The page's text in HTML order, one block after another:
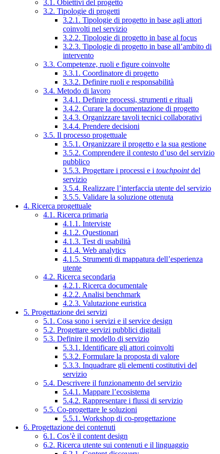
3.1. Obiettivi del progetto
3.2. Tipologie di progetti
3.2.1. Tipologie di progetto in base agli attori
coinvolti nel servizio
3.2.2. Tipologie di progetto in base al focus
3.2.3. Tipologie di progetto in base all’ambito di
intervento
3.3. Competenze, ruoli e figure coinvolte
3.3.1. Coordinatore di progetto
3.3.2. Definire ruoli e responsabilità
3.4. Metodo di lavoro
3.4.1. Definire processi, strumenti e rituali
3.4.2. Curare la documentazione di progetto
3.4.3. Organizzare tavoli tecnici collaborativi
3.4.4. Prendere decisioni
3.5. Il processo progettuale
3.5.1. Organizzare il progetto e la sua gestione
3.5.2. Comprendere il contesto d’uso del servizio
pubblico
3.5.3. Progettare i processi e i touchpointdel
servizio
3.5.4. Realizzare l’interfaccia utente del servizio
3.5.5. Validare la soluzione ottenuta
4. Ricerca progettuale
4.1. Ricerca primaria
4.1.1. Interviste
4.1.2. Questionari
4.1.3. Test di usabilità
4.1.4. Web analytics
4.1.5. Strumenti di mappatura dell’esperienza
utente
4.2. Ricerca secondaria
4.2.1. Ricerca documentale
4.2.2. Analisi benchmark
4.2.3. Valutazione euristica
5. Progettazione dei servizi
5.1. Cosa sono i servizi e il service design
5.2. Progettare servizi pubblici digitali
5.3. Definire il modello di servizio
5.3.1. Identificare gli attori coinvolti
5.3.2. Formulare la proposta di valore
5.3.3. Inquadrare gli elementi costitutivi del
servizio
5.4. Descrivere il funzionamento del servizio
5.4.1. Mappare l’ecosistema
5.4.2. Rappresentare i flussi di servizio
5.5. Co-progettare le soluzioni
5.5.1. Workshop di co-progettazione
6. Progettazione dei contenuti
6.1. Cos’è il content design
6.2. Ricerca utente sui contenuti e il linguaggio